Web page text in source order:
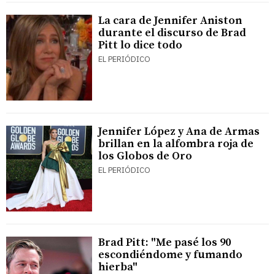
La cara de Jennifer Aniston
durante el discurso de Brad
Pitt lo dice todo
EL PERIÓDICO
Jennifer López y Ana de Armas
brillan en la alfombra roja de
los Globos de Oro
EL PERIÓDICO
Brad Pitt: "Me pasé los 90
escondiéndome y fumando
hierba"